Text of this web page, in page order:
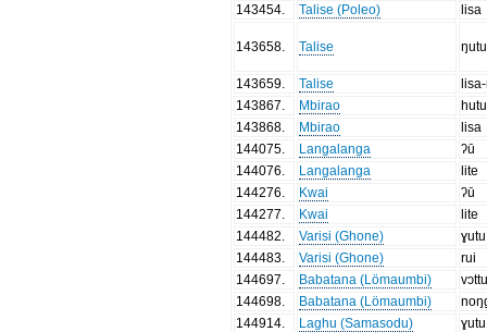
143454 Talise (Poleo) lisa
143658 Talise
143659 Talise
143867
Mbirao
hutu
143868
Mbirao
lisa
144075
Langalanga
ʔū
144076
Langalanga
lite
144276
Kwai
ʔū
144277
Kwai
lite
144482
Varisi (Ghone)
ɣutu
144483
Varisi (Ghone)
rui
144697
Babatana (Lömaumbi)
144698
Babatana (Lömaumbi)
144914
Laghu (Samasodu)
ɣutu